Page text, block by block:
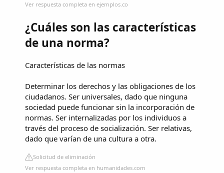
Ver respuesta completa en ejemplos.co
¿Cuáles son las características
de una norma?
Características de las normas
Determinar los derechos y las obligaciones de los
ciudadanos. Ser universales, dado que ninguna
sociedad puede funcionar sin la incorporación de
normas. Ser internalizadas por los individuos a
través del proceso de socialización. Ser relativas,
dado que varían de una cultura a otra.
Solicitud de eliminación
Ver respuesta completa en humanidades.com